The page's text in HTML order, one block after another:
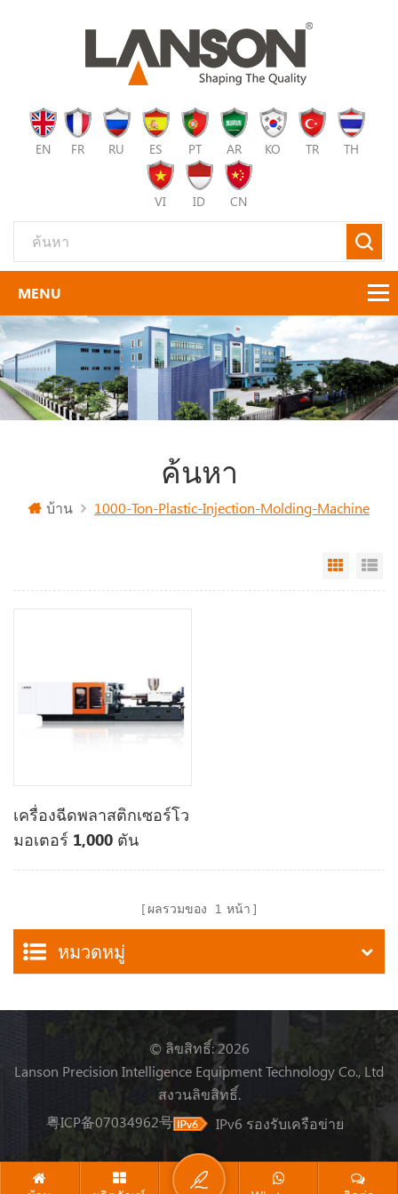
EN FR RU ES PT AR KO TR TH
VI ID CN
ค้นหา
บ้าน 1000-Ton-Plastic-Injection-Molding-Machine
Grid
เครื่องฉีดพลาสติกเซอร์โว
มอเตอร์ 1,000 ตัน
ผลรวมของ 1 หน้า
หมวดหมู่
© ลิขสิทธิ์: 2026
Lanson Precision Intelligence Equipment Technology Co., Ltd
สงวนลิขสิทธิ์.
粤ICP备07034962号
IPv6 รองรับเครือข่าย